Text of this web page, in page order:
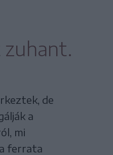
de
a
mi
ferrata